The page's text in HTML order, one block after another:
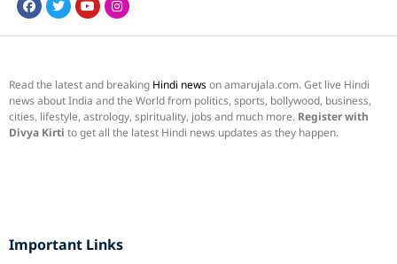
Read the latest and breaking Hindi newson amarujala.com. Get live Hindi
news about India and the World from politics, sports, bollywood, business,
cities, lifestyle, astrology, spirituality, jobs and much more. Register with
Divya Kirti to get all the latest Hindi news updates as they happen.
Important Links